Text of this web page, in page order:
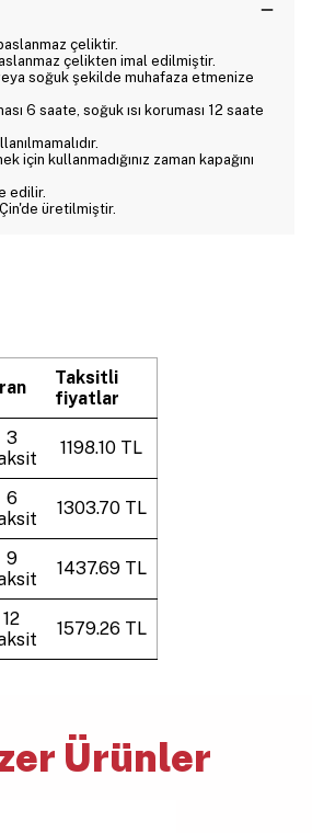
çeliktir.
çelikten imal edilmiştir.
soğuk şekilde muhafaza etmenize
6 saate, soğuk ısı koruması 12 saate
için kullanmadığınız zaman kapağını
edilir.
üretilmiştir.
Taksitli
fiyatlar
3
1198.10 TL
6
1303.70 TL
9
1437.69 TL
12
1579.26 TL
Ürünler